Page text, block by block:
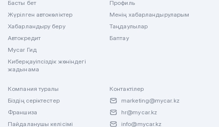
Басты бет
Жүрілген автокөліктер
Хабарландыру беру
Автокредит
Mycar Гид
Киберқауіпсіздік жөніндегі
жадынама
Профиль
Менің хабарландыруларым
Таңдаулылар
Баптау
Компания туралы
Біздің серіктестер
Франшиза
Пайдаланушы келісімі
Контактілер
marketing@mycar.kz
hr@mycar.kz
info@mycar.kz